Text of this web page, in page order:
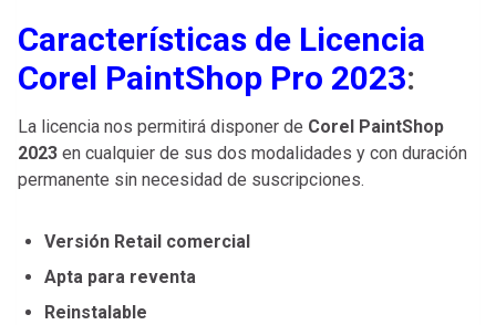
Características de Licencia
Corel PaintShop Pro 2023:
La licencia nos permitirá disponer de Corel PaintShop
2023 en cualquier de sus dos modalidades y con duración
permanente sin necesidad de suscripciones.
Versión Retail comercial
Apta para reventa
Reinstalable